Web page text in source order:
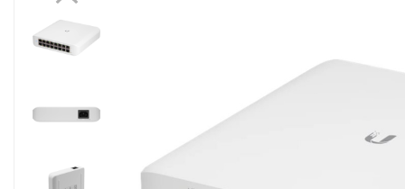
Desktop PC
Acesorii
Imprimante & Multifuncționale